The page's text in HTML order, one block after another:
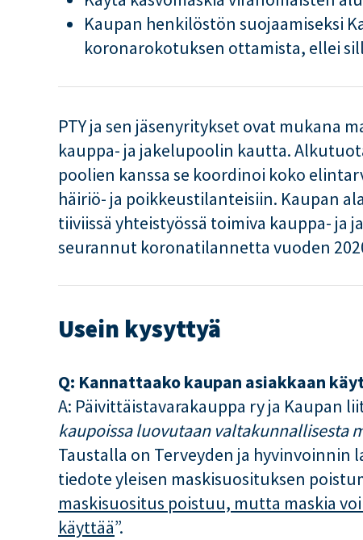
Kaupan henkilöstön suojaamiseksi
koronarokotuksen ottamista, ellei
PTY ja sen jäsenyritykset ovat mukana
kauppa- ja jakelupoolin kautta.
poolien kanssa se koordinoi koko
häiriö- ja poikkeustilanteisiin. Kaupan
tiiviissä yhteistyössä toimiva kauppa- ja
seurannut koronatilannetta vuoden
Usein kysyttyä
Q: Kannattaako kaupan asiakkaan
A: Päivittäistavarakauppa ry ja Kaupan
kaupoissa luovutaan valtakunnallisesta
Taustalla on Terveyden ja hyvinvoinnin
tiedote yleisen maskisuosituksen
maskisuositus poistuu, mutta maskia
käyttää”.